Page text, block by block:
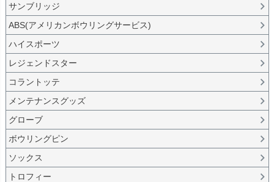
サンブリッジ
ABS(アメリカンボウリングサービス)
ハイスポーツ
レジェンドスター
コラントッテ
メンテナンスグッズ
グローブ
ボウリングピン
ソックス
トロフィー